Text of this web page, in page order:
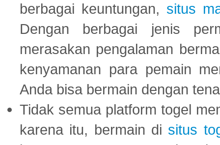
berbagai keuntungan, situs
Dengan berbagai jenis
merasakan pengalaman
kenyamanan para pemain
Anda bisa bermain dengan
Tidak semua platform togel
karena itu, bermain di situs